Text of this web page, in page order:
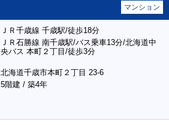
マンション
ＪＲ千歳線 千歳駅/徒歩18分
ＪＲ石勝線 南千歳駅/バス乗車13分/北海道中
央バス 本町２丁目/徒歩3分
北海道千歳市本町２丁目 23-6
5階建 / 築4年